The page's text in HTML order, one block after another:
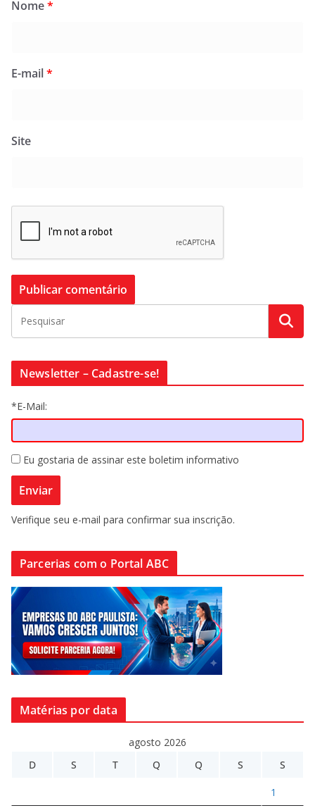
Nome*
E-mail*
Site
Newsletter – Cadastre-se!
*E-Mail:
Eu gostaria de assinar este boletim informativo
Verifique seu e-mail para confirmar sua inscrição.
Parcerias com o Portal ABC
Matérias por data
agosto 2026
D
S T Q Q S S
1